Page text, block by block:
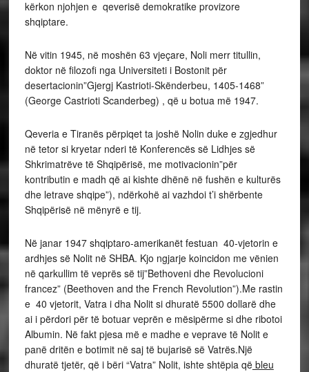
kërkon njohjen e qeverisë demokratike provizore
shqiptare.
Në vitin 1945, në moshën 63 vjeçare, Noli merr titullin,
doktor në filozofi nga Universiteti i Bostonit për
desertacionin”Gjergj Kastrioti-Skënderbeu, 1405-1468”
(George Castrioti Scanderbeg) , që u botua më 1947.
Qeveria e Tiranës përpiqet ta joshë Nolin duke e zgjedhur
në tetor si kryetar nderi të Konferencës së Lidhjes së
Shkrimatrëve të Shqipërisë, me motivacionin”për
kontributin e madh që ai kishte dhënë në fushën e kulturës
dhe letrave shqipe”), ndërkohë ai vazhdoi t’i shërbente
Shqipërisë në mënyrë e tij.
Në janar 1947 shqiptaro-amerikanët festuan 40-vjetorin e
ardhjes së Nolit në SHBA. Kjo ngjarje koincidon me vënien
në qarkullim të veprës së tij”Bethoveni dhe Revolucioni
francez” (Beethoven and the French Revolution”).Me rastin
e 40 vjetorit, Vatra i dha Nolit si dhuratë 5500 dollarë dhe
ai i përdori për të botuar veprën e mësipërme si dhe ribotoi
Albumin. Në fakt pjesa më e madhe e veprave të Nolit e
panë dritën e botimit në saj të bujarisë së Vatrës.Një
dhuratë tjetër, që i bëri “Vatra” Nolit, ishte shtëpia qëbleu